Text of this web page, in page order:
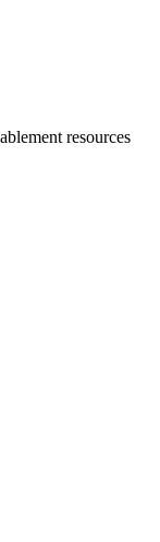
resources